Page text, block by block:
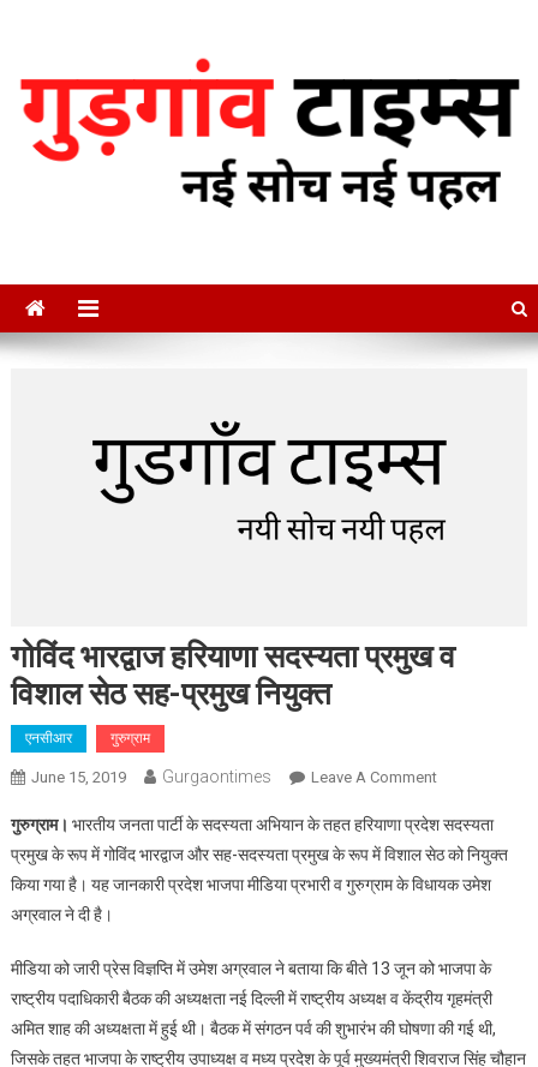
गोविंद भारद्वाज हरियाणा सदस्यता प्रमुख व
विशाल सेठ सह-प्रमुख नियुक्त
एनसीआर गुरुग्राम
June 15, 2019 Gurgaontimes Leave A CommentOn
भारद्वाज
हरियाणा
सदस्यता
विशाल
सेठ
सह-
प्रमुख
गुरुग्राम। भारतीय जनता पार्टी के सदस्यता अभियान के तहत हरियाणा प्रदेश सदस्यता
प्रमुख के रूप में गोविंद भारद्वाज और सह-सदस्यता प्रमुख के रूप में विशाल सेठ को नियुक्त
किया गया है। यह जानकारी प्रदेश भाजपा मीडिया प्रभारी व गुरुग्राम के विधायक उमेश
अग्रवाल ने दी है।
मीडिया को जारी प्रेस विज्ञप्ति में उमेश अग्रवाल ने बताया कि बीते 13 जून को भाजपा के
राष्ट्रीय पदाधिकारी बैठक की अध्यक्षता नई दिल्ली में राष्ट्रीय अध्यक्ष व केंद्रीय गृहमंत्री
अमित शाह की अध्यक्षता में हुई थी। बैठक में संगठन पर्व की शुभारंभ की घोषणा की गई थी,
जिसके तहत भाजपा के राष्ट्रीय उपाध्यक्ष व मध्य प्रदेश के पूर्व मुख्यमंत्री शिवराज सिंह चौहान